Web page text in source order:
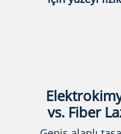
vs. Fiber